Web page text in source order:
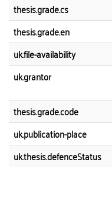
thesis.grade.cs
thesis.grade.en
uk.file-availability
uk.grantor
thesis.grade.code
uk.publication-place
uk.thesis.defenceStatus